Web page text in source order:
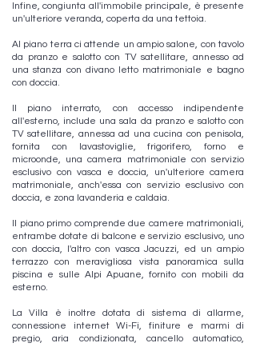
Infine, congiunta all'immobile principale, è presente
un'ulteriore veranda, coperta da una tettoia.
Al piano terra ci attende un ampio salone, con tavolo
da pranzo e salotto con TV satellitare, annesso ad
una stanza con divano letto matrimoniale e bagno
con doccia.
Il piano interrato, con accesso indipendente
all'esterno, include una sala da pranzo e salotto con
TV satellitare, annessa ad una cucina con penisola,
fornita con lavastoviglie, frigorifero, forno e
microonde, una camera matrimoniale con servizio
esclusivo con vasca e doccia, un'ulteriore camera
matrimoniale, anch'essa con servizio esclusivo con
doccia, e zona lavanderia e caldaia.
Il piano primo comprende due camere matrimoniali,
entrambe dotate di balcone e servizio esclusivo, uno
con doccia, l'altro con vasca Jacuzzi, ed un ampio
terrazzo con meravigliosa vista panoramica sulla
piscina e sulle Alpi Apuane, fornito con mobili da
esterno.
La Villa è inoltre dotata di sistema di allarme,
connessione internet Wi-Fi, finiture e marmi di
pregio, aria condizionata, cancello automatico,